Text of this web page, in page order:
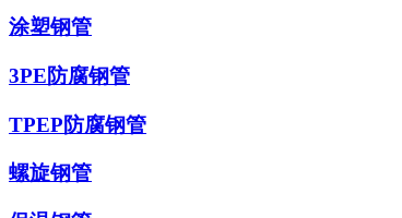
涂塑钢管
3PE防腐钢管
TPEP防腐钢管
螺旋钢管